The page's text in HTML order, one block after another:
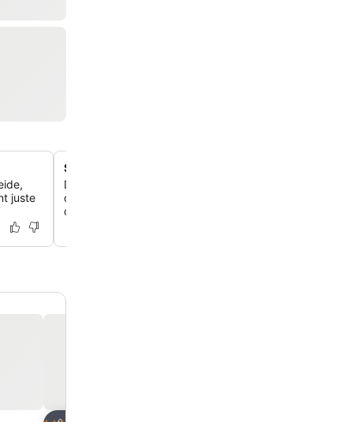
juste
Spa alpin panoramique
Détends-toi dans un espace bien-être de 1 200 mètres
des baies vitrées, un bain à remous en pierre et une
offrant une vue sur les montagnes.